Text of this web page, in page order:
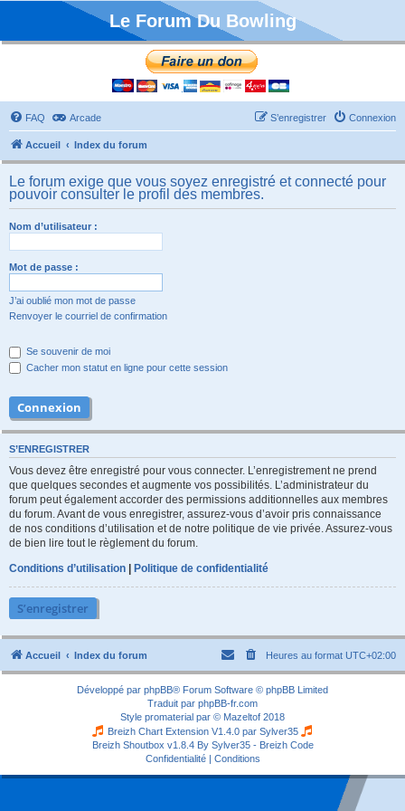
Le Forum Du Bowling
FAQ Arcade Connexion
S’enregistrer
Accueil Index du forum
Le forum exige que vous soyez enregistré et connecté pour
pouvoir consulter le profil des membres.
Nom d’utilisateur :
Mot de passe :
J’ai oublié mon mot de passe
Renvoyer le courriel de confirmation
Se souvenir de moi
Cacher mon statut en ligne pour cette session
S’ENREGISTRER
Vous devez être enregistré pour vous connecter. L’enregistrement ne prend
que quelques secondes et augmente vos possibilités. L’administrateur du
forum peut également accorder des permissions additionnelles aux membres
du forum. Avant de vous enregistrer, assurez-vous d’avoir pris connaissance
de nos conditions d’utilisation et de notre politique de vie privée. Assurez-vous
de bien lire tout le règlement du forum.
Conditions d’utilisation | Politique de confidentialité
S’enregistrer
Accueil Index du forum Heures au format UTC+02:00
Développé par phpBB® Forum Software © phpBB Limited
Traduit par phpBB-fr.com
Style promaterial par © Mazeltof 2018
Breizh Chart Extension V1.4.0 par Sylver35
Breizh Shoutbox v1.8.4 By Sylver35 - Breizh Code
Confidentialité| Conditions